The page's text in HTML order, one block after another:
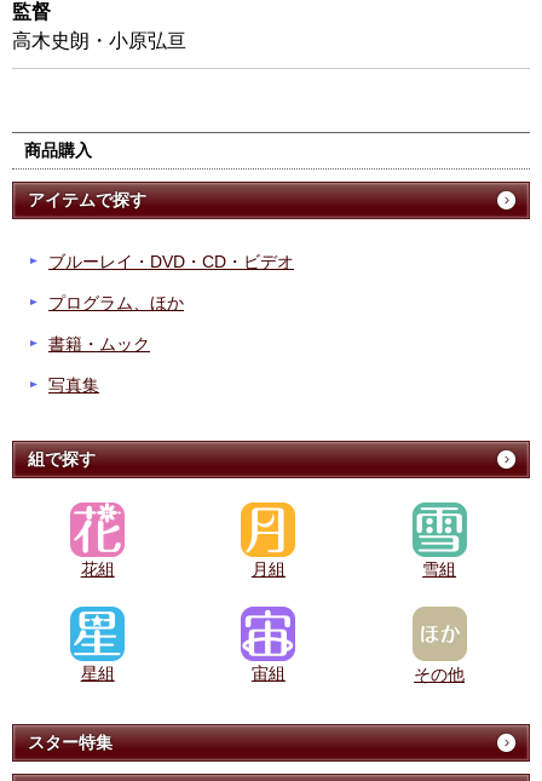
監督
高木史朗・小原弘亘
商品購入
アイテムで探す
ブルーレイ・DVD・CD・ビデオ
プログラム、ほか
書籍・ムック
写真集
組で探す
花組 月組 雪組
星組 宙組 その他
スター特集